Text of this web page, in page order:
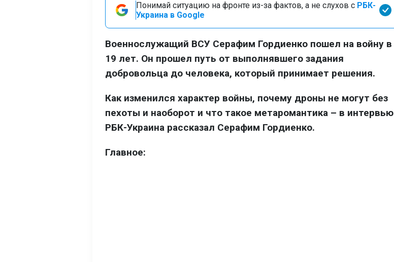
Понимай ситуацию на фронте из-за фактов, а не слухов с РБК-
Украина в Google
Военнослужащий ВСУ Серафим Гордиенко пошел на войну в
19 лет. Он прошел путь от выполнявшего задания
добровольца до человека, который принимает решения.
Как изменился характер войны, почему дроны не могут без
пехоты и наоборот и что такое метаромантика – в интервью
РБК-Украина рассказал Серафим Гордиенко.
Главное: